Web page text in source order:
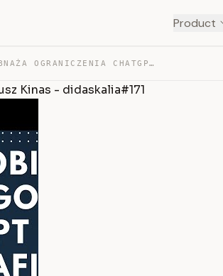
Product
POLSKI BIELIK OBNAŻA OGRANICZENIA CHATGPT || REMIGIUSZ … — TRANSCRIPT
Kinas - didaskalia#171